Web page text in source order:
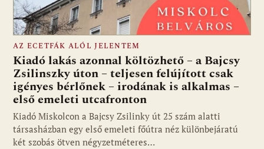
AZ ECETFÁK ALÓL JELENTEM
Kiadó lakás azonnal költözhető – a Bajcsy
Zsilinszky úton – teljesen felújított csak
igényes bérlőnek – irodának is alkalmas –
első emeleti utcafronton
Kiadó Miskolcon a Bajcsy Zsilinky út 25 szám alatti
társasházban egy első emeleti főútra néz különbejáratú
két szobás ötven négyzetméteres…